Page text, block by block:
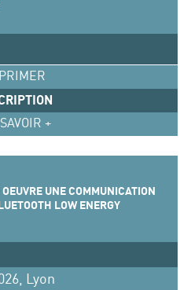
+
OEUVRE UNE COMMUNICATION
LOW ENERGY
Lyon